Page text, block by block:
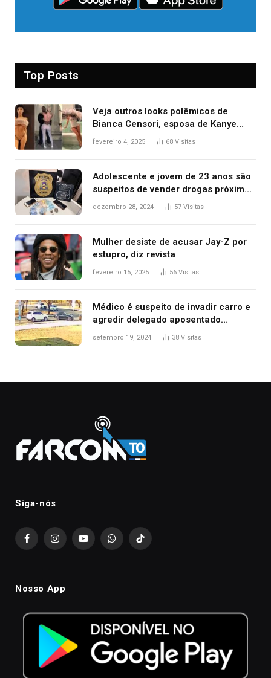
Top Posts
Veja outros looks polêmicos de
Bianca Censori, esposa de Kanye
West que apareceu nua no Grammy
fevereiro 4, 2025 68 Visitas
Adolescente e jovem de 23 anos são
suspeitos de vender drogas próximo
de delegacia e escola, diz polícia
dezembro 28, 2024 57 Visitas
Mulher desiste de acusar Jay-Z por
estupro, diz revista
fevereiro 15, 2025 56 Visitas
Médico é suspeito de invadir carro e
agredir delegado aposentado
durante confusão no trânsito
setembro 19, 2024 38 Visitas
Siga-nós
FacebookInstagramYouTubeWhatsAppTikTok
Nosso App